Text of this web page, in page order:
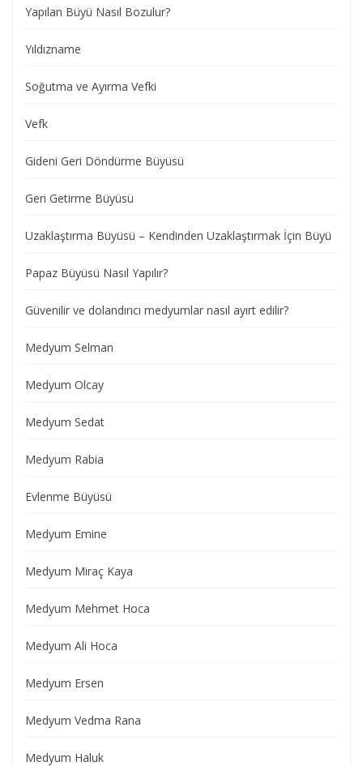
Yapılan Büyü Nasıl Bozulur?
Yıldızname
Soğutma ve Ayırma Vefki
Vefk
Gideni Geri Döndürme Büyüsü
Geri Getirme Büyüsü
Uzaklaştırma Büyüsü – Kendinden Uzaklaştırmak İçin Büyü
Papaz Büyüsü Nasıl Yapılır?
Güvenilir ve dolandırıcı medyumlar nasıl ayırt edilir?
Medyum Selman
Medyum Olcay
Medyum Sedat
Medyum Rabia
Evlenme Büyüsü
Medyum Emine
Medyum Miraç Kaya
Medyum Mehmet Hoca
Medyum Ali Hoca
Medyum Ersen
Medyum Vedma Rana
Medyum Haluk